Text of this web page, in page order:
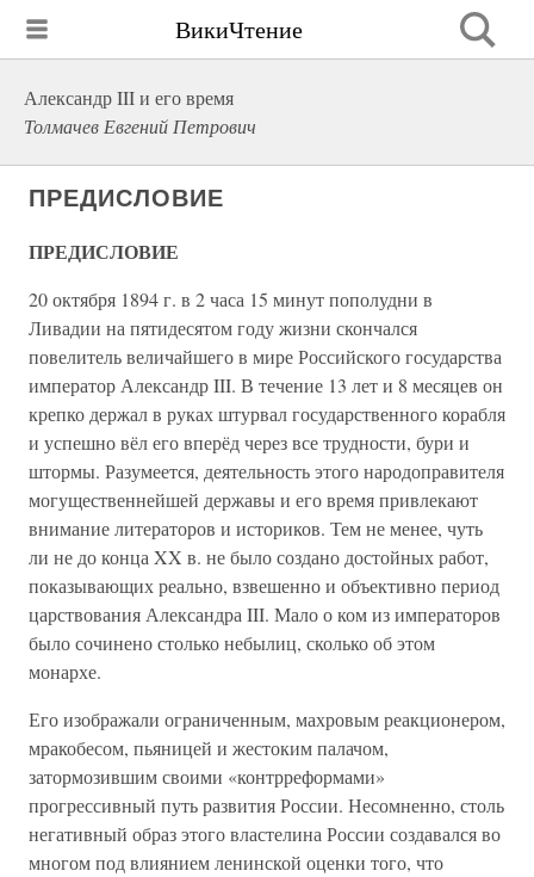
ВикиЧтение
Александр III и его время
Толмачев Евгений Петрович
ПРЕДИСЛОВИЕ
ПРЕДИСЛОВИЕ
20 октября 1894 г. в 2 часа 15 минут пополудни в
Ливадии на пятидесятом году жизни скончался
повелитель величайшего в мире Российского государства
император Александр III. В течение 13 лет и 8 месяцев он
крепко держал в руках штурвал государственного корабля
и успешно вёл его вперёд через все трудности, бури и
штормы. Разумеется, деятельность этого народоправителя
могущественнейшей державы и его время привлекают
внимание литераторов и историков. Тем не менее, чуть
ли не до конца XX в. не было создано достойных работ,
показывающих реально, взвешенно и объективно период
царствования Александра III. Мало о ком из императоров
было сочинено столько небылиц, сколько об этом
монархе.
Его изображали ограниченным, махровым реакционером,
мракобесом, пьяницей и жестоким палачом,
затормозившим своими «контрреформами»
прогрессивный путь развития России. Несомненно, столь
негативный образ этого властелина России создавался во
многом под влиянием ленинской оценки того, что